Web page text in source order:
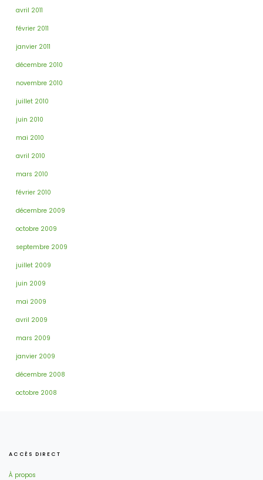
avril 2011
février 2011
janvier 2011
décembre 2010
novembre 2010
juillet 2010
juin 2010
mai 2010
avril 2010
mars 2010
février 2010
décembre 2009
octobre 2009
septembre 2009
juillet 2009
juin 2009
mai 2009
avril 2009
mars 2009
janvier 2009
décembre 2008
octobre 2008
ACCÈS DIRECT
À propos